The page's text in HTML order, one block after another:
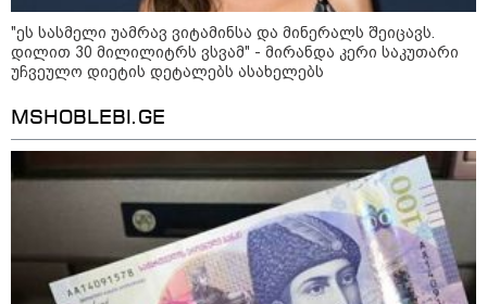
11:17 / 08-08-2026
"ეს სასმელი უამრავ ვიტამინსა და მინერალს შეიცავს.
დილით 30 მილილიტრს ვსვამ" - მირანდა კერი საკუთარი
უჩვეულო დიეტის დეტალებს ასახელებს
MSHOBLEBI.GE